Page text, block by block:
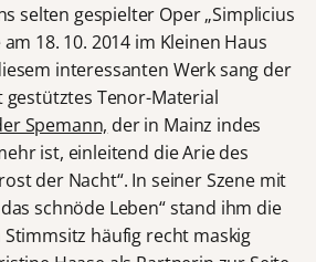
selten gespielter Oper „Simplicius
18. 10. 2014 im Kleinen Haus
interessanten Werk sang der
gestütztes Tenor-Material
Spemann, der in Mainz indes
ist, einleitend die Arie des
der Nacht“. In seiner Szene mit
schnöde Leben“ stand ihm die
häufig recht maskig